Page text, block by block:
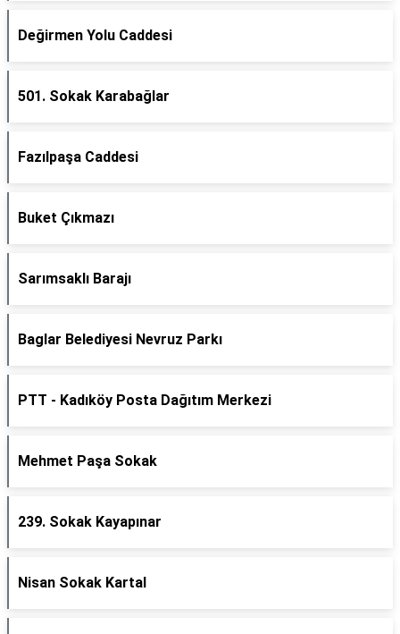
Değirmen Yolu Caddesi
501. Sokak Karabağlar
Fazılpaşa Caddesi
Buket Çıkmazı
Sarımsaklı Barajı
Baglar Belediyesi Nevruz Parkı
PTT - Kadıköy Posta Dağıtım Merkezi
Mehmet Paşa Sokak
239. Sokak Kayapınar
Nisan Sokak Kartal